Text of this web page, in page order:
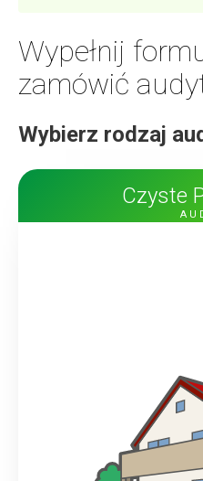
Wypełnij
zamówić
Wybierz rodzaj
Czyste